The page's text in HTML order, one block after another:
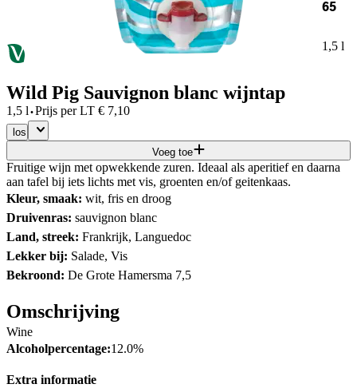
65
1,5 l
Wild Pig Sauvignon blanc wijntap
1,5 l·Prijs per LT € 7,10
los
Voeg toe
Fruitige wijn met opwekkende zuren. Ideaal als aperitief en daarna
aan tafel bij iets lichts met vis, groenten en/of geitenkaas.
Kleur, smaak: wit, fris en droog
Druivenras: sauvignon blanc
Land, streek: Frankrijk, Languedoc
Lekker bij: Salade, Vis
Bekroond: De Grote Hamersma 7,5
Omschrijving
Wine
Alcoholpercentage:12.0%
Extra informatie